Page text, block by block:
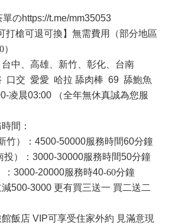
單のhttps://t.me/mm35053
打槍可退可換】無需費用
（部分地區
中、高雄、新竹、彰化、台南
口交 愛愛 哈拉 舔肉棒 69 舔鮑魚
凌晨03:00 （全年無休真誠為您服
間：
竹）：4500-50000服務時間60分鐘
投）：3000-30000服務時間50分鐘
：3000-20000服務時40-60分鐘
500-3000 更有買三送一 買二送二
飯店 VIP可享受住家外約 見滿意現